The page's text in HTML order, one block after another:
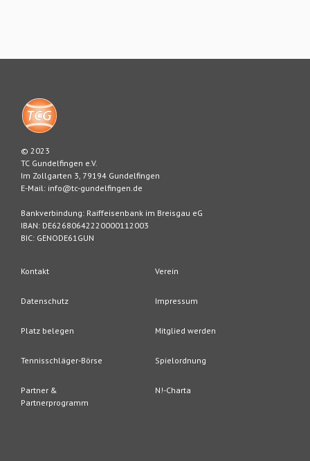
© 2023
TC Gundelfingen e.V.
Im Zollgarten 3, 79194 Gundelfingen
E-Mail: info@tc-gundelfingen.de
Bankverbindung: Raiffeisenbank im Breisgau eG
IBAN: DE62680642220000112003
BIC: GENODE61GUN
Kontakt
Datenschutz
Platz belegen
Tennisschläger-Börse
Partner &
Partnerprogramm
Verein
Impressum
Mitglied werden
Spielordnung
N!-Charta